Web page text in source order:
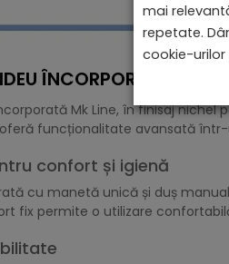
ÎNCORPORATĂ MK
Mk Line, în finisaj
funcționalitate avansată
confort și igienă
cu manetă unică și duș
fix permite o utilizare
mai
repetate.
cookie-urilor